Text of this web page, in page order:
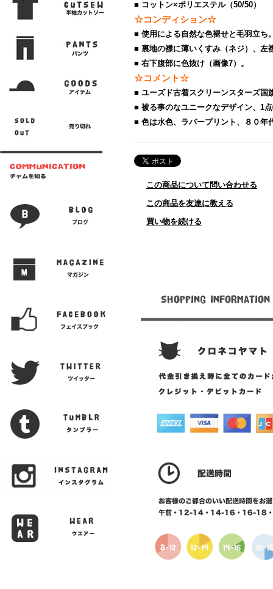
■ コットン×ポリエステル（50/50）
☆コンディション☆
■ 使用による自然な色褪せと毛羽立ち
■ 裏地の襟に薄いくすみ（ネジ）、左
■ 右下腹部に色抜け（画像7）。
☆コメント☆
■ ユーズド古着スクリーンスターズ国
■ 被る事のなユニークなデザイン、1
■ 色は水色、ラバープリント、８０年
この商品について問い合わせる
この商品を友達に教える
買い物を続ける